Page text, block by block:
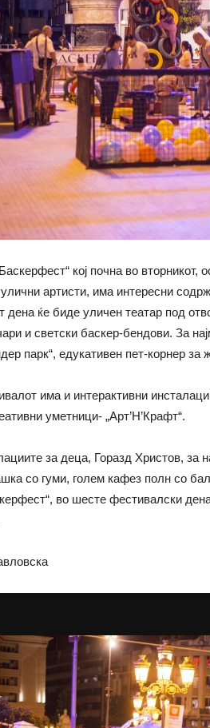
кој почна во вторникот,
артисти, има интересни
дена ќе биде уличен театар под
и светски баскер-бендови. За
парк“, едукативен пет-корнер за
има и интерактивни
уметници- „Арт’Н’Крафт“.
за деца, Горазд Христов, за
со гуми, голем кафез полн со
во шесте фестивалски